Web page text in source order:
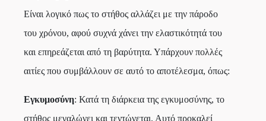
Είναι λογικό πως το στήθος αλλάζει με την πάροδο
του χρόνου, αφού συχνά χάνει την ελαστικότητά του
και επηρεάζεται από τη βαρύτητα. Υπάρχουν πολλές
αιτίες που συμβάλλουν σε αυτό το αποτέλεσμα, όπως:
Εγκυμοσύνη: Κατά τη διάρκεια της εγκυμοσύνης, το
στήθος μεγαλώνει και τεντώνεται. Αυτό προκαλεί